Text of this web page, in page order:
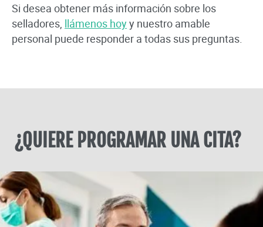
Si desea obtener más información sobre los
selladores, llámenos hoyy nuestro amable
personal puede responder a todas sus preguntas.
¿QUIERE PROGRAMAR UNA CITA?